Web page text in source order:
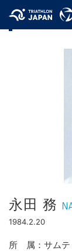
選手情報
永田 務
1984.2.20
所属
サム